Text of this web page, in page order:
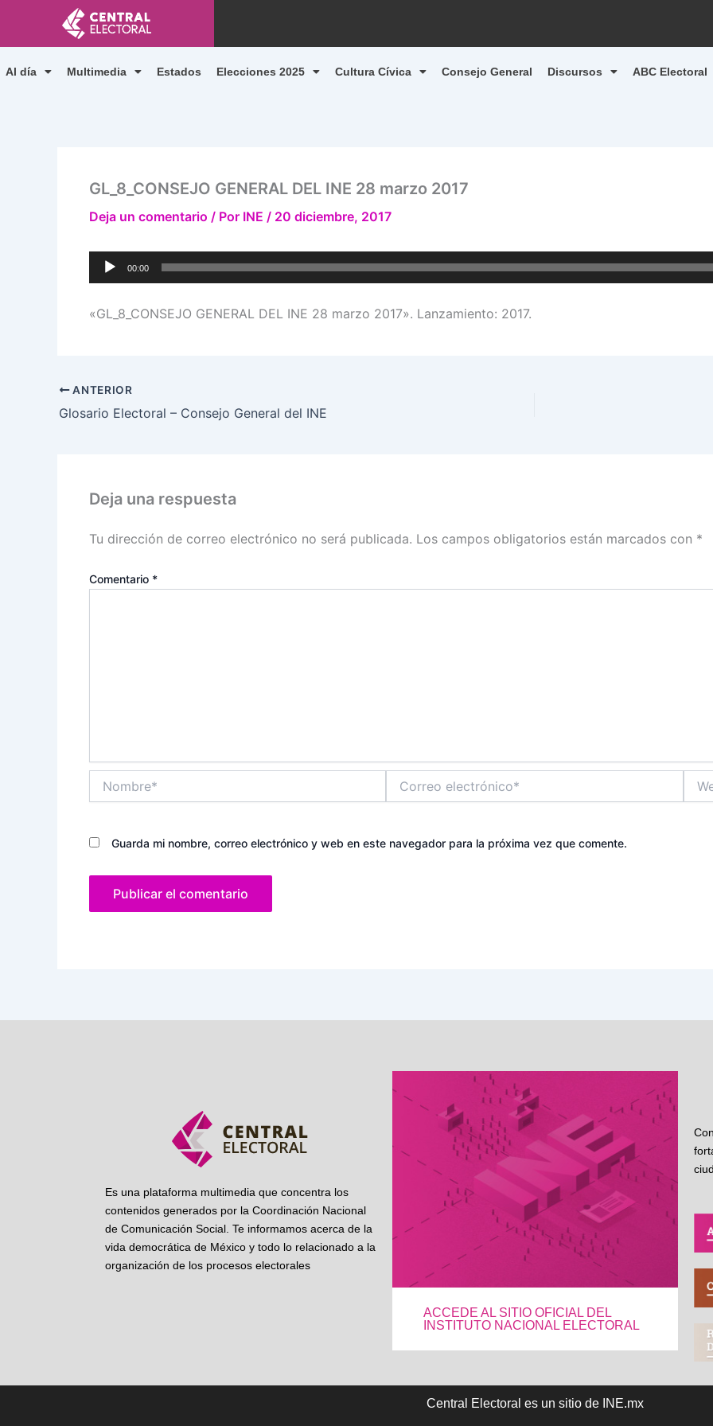
contenido
Al día Multimedia Estados Elecciones 2025 Cultura Cívica Consejo General Discursos ABC Electoral
GL_8_CONSEJO GENERAL DEL INE 28 marzo 2017
Deja un comentario / Por INE / 20 diciembre, 2017
Reproductor
de
00:00
«GL_8_CONSEJO GENERAL DEL INE 28 marzo 2017». Lanzamiento: 2017.
ANTERIOR
Glosario Electoral – Consejo General del INE
Deja una respuesta
Tu dirección de correo electrónico no será publicada. Los campos obligatorios están marcados con *
Comentario *
electrónico*
Guarda mi nombre, correo electrónico y web en este navegador para la próxima vez que comente.
Es una plataforma multimedia que concentra los
contenidos generados por la Coordinación Nacional
de Comunicación Social. Te informamos acerca de la
vida democrática de México y todo lo relacionado a la
organización de los procesos electorales
ACCEDE AL SITIO OFICIAL DEL
INSTITUTO NACIONAL ELECTORAL
Central Electoral es un sitio de INE.mx